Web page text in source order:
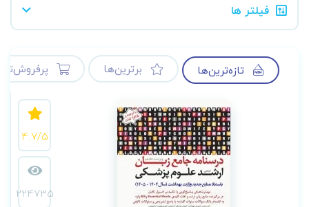
فیلتر ها
تازه‌ترین‌ها برترین‌ها
4.7/5
224735